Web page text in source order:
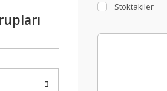
Stoktakiler